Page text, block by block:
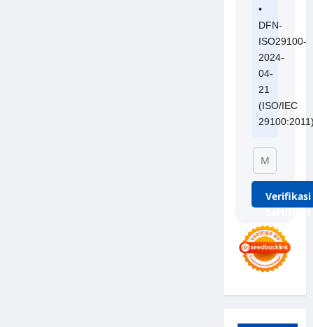
•
DFN-
ISO29100-
2024-
04-
21
(ISO/IEC
Verifikasi
Sertifikat